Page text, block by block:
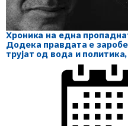
Хроника на една
Додека правдата е
трујат од вода и
„реконструираат“ –
молчи пред Украина